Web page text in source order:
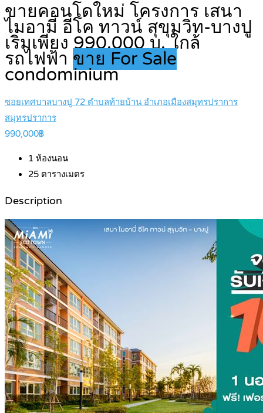
ขายคอนโดใหม่ โครงการ เสนา
ไมอามี่ อีโค ทาวน์ สุขุมวิท-บางปู
เริ่มเพียง 990,000 บ. ใกล้
รถไฟฟ้า ขาย For Sale
condominium
ซอยเทศบาลบางปู 72 ตำบลท้ายบ้าน อำเภอเมืองสมุทรปราการ
สมุทรปราการ
990,000฿
1 ห้องนอน
25 ตารางเมตร
Description